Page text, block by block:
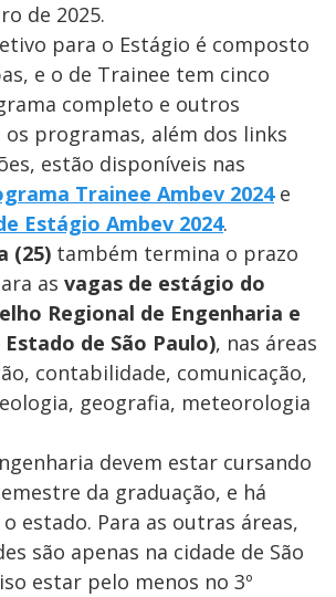
de 2025.
para o Estágio é composto
e o de Trainee tem cinco
completo e outros
programas, além dos links
estão disponíveis nas
Trainee Ambev 2024e
Estágio Ambev 2024.
(25) também termina o prazo
as vagas de estágio do
Regional de Engenharia e
de São Paulo), nas áreas
contabilidade, comunicação,
geografia, meteorologia
devem estar cursando
da graduação, e há
estado. Para as outras áreas,
são apenas na cidade de São
estar pelo menos no 3º